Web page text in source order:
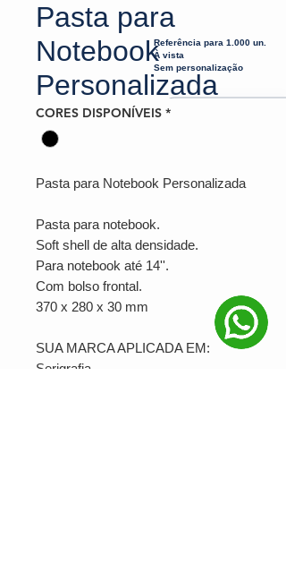
Pasta para
Notebook
Personalizada
CORES DISPONÍVEIS *
Pasta para Notebook Personalizada
Pasta para notebook.
Soft shell de alta densidade.
Para notebook até 14''.
Com bolso frontal.
370 x 280 x 30 mm
SUA MARCA APLICADA EM:
Serigrafia
Referência para 1.000 un.
À vista
Sem personalização